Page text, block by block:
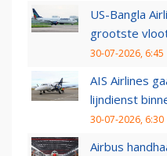
US-Bangla
grootste
30-07-2026, 6:45
AIS Airlines
lijndienst
30-07-2026, 6:30
Airbus